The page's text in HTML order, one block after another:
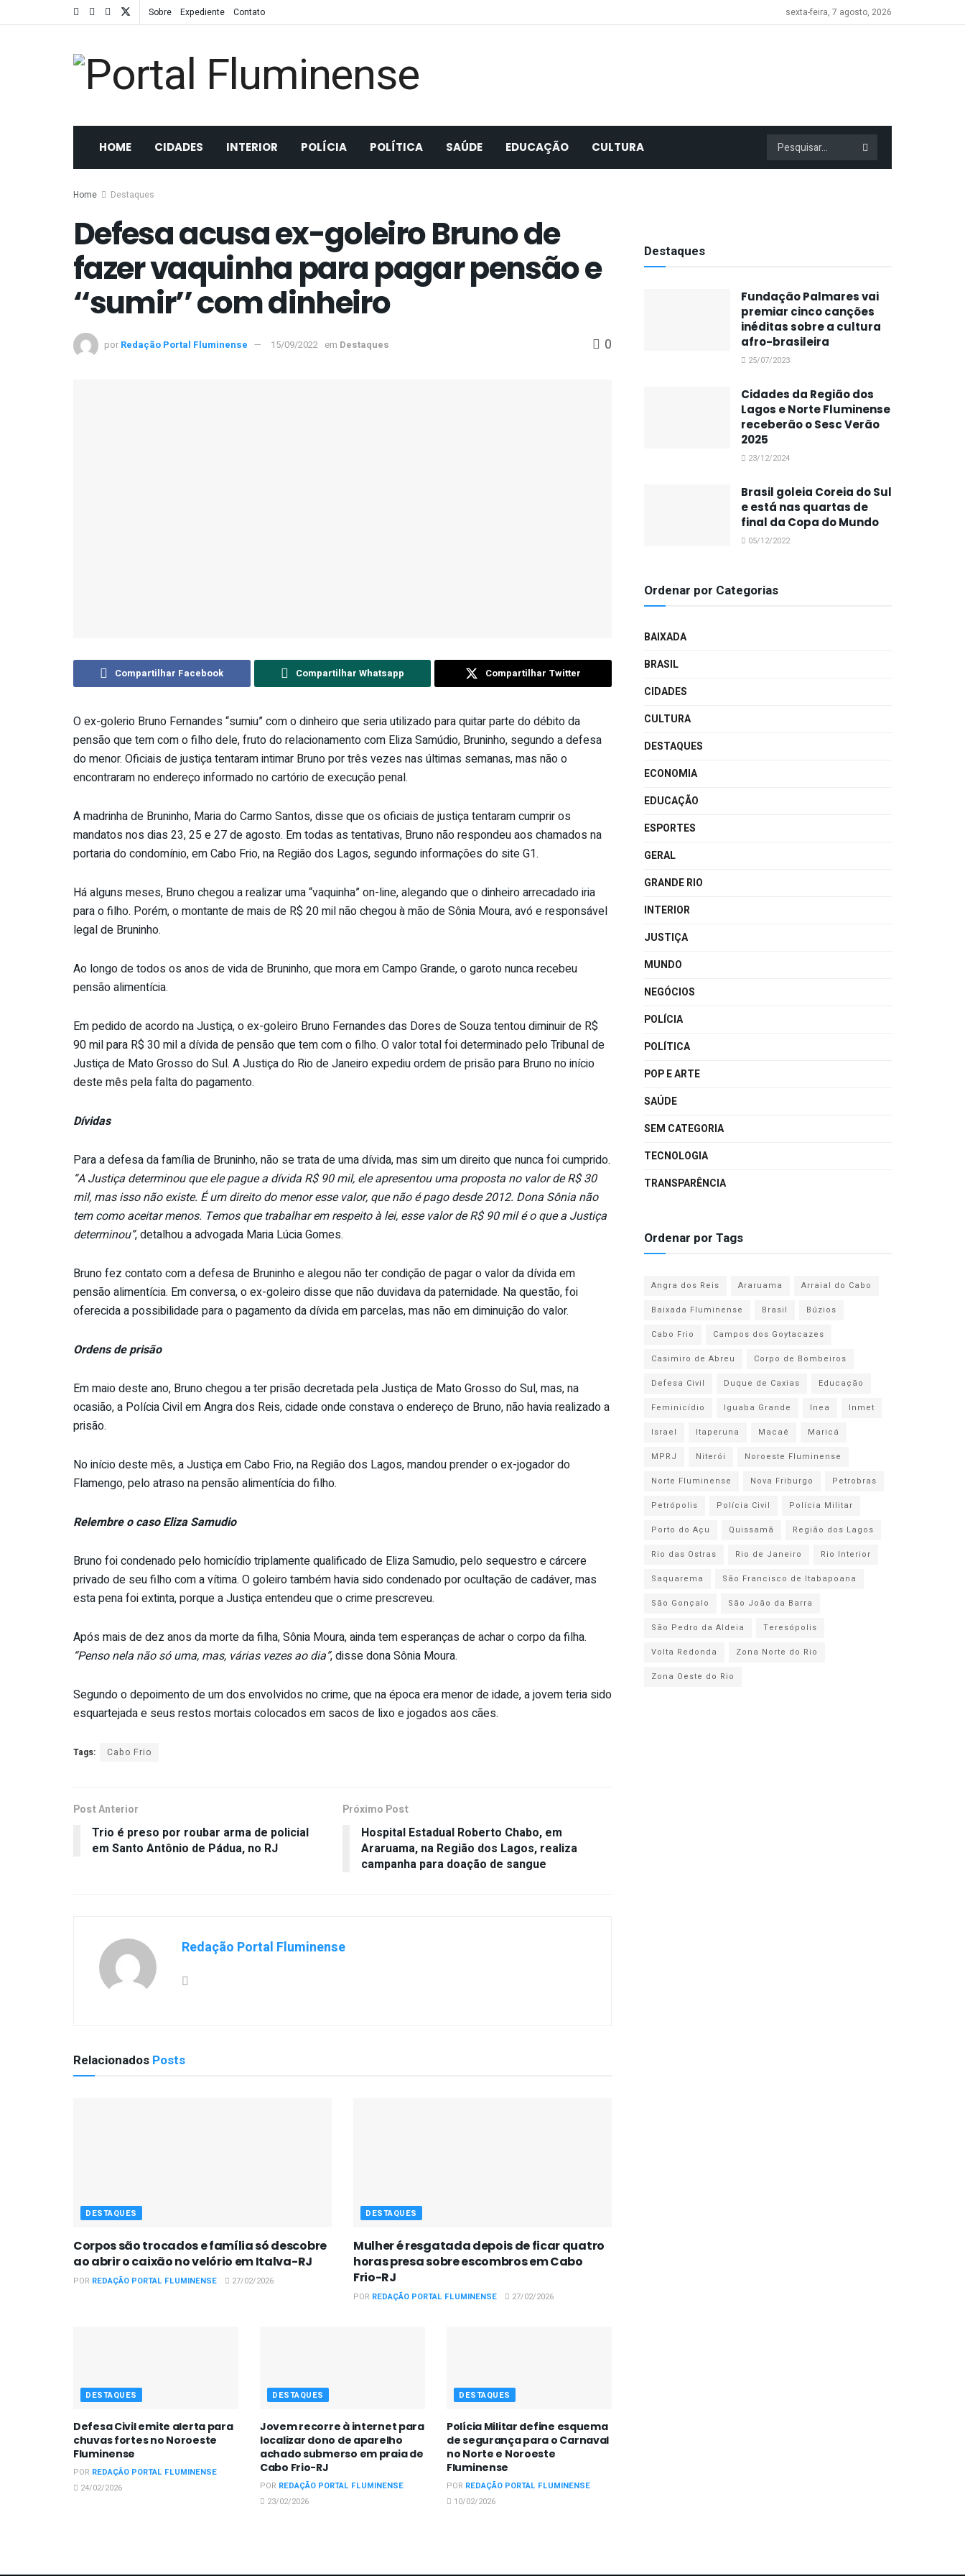
Sobre Expediente Contato sexta-feira, 7 agosto, 2026
HOME CIDADES INTERIOR POLÍCIA POLÍTICA SAÚDE EDUCAÇÃO CULTURA
Home Destaques
Defesa acusa ex-goleiro Bruno de
fazer vaquinha para pagar pensão e
‘‘sumir’’ com dinheiro
por Redação Portal Fluminense 15/09/2022 em Destaques 0
Compartilhar Facebook Compartilhar Whatsapp Compartilhar Twitter
O ex-golerio Bruno Fernandes “sumiu” com o dinheiro que seria utilizado para quitar parte do débito da
pensão que tem com o filho dele, fruto do relacionamento com Eliza Samúdio, Bruninho, segundo a defesa
do menor. Oficiais de justiça tentaram intimar Bruno por três vezes nas últimas semanas, mas não o
encontraram no endereço informado no cartório de execução penal.
A madrinha de Bruninho, Maria do Carmo Santos, disse que os oficiais de justiça tentaram cumprir os
mandatos nos dias 23, 25 e 27 de agosto. Em todas as tentativas, Bruno não respondeu aos chamados na
portaria do condomínio, em Cabo Frio, na Região dos Lagos, segundo informações do site G1.
Há alguns meses, Bruno chegou a realizar uma “vaquinha” on-line, alegando que o dinheiro arrecadado iria
para o filho. Porém, o montante de mais de R$ 20 mil não chegou à mão de Sônia Moura, avó e responsável
legal de Bruninho.
Ao longo de todos os anos de vida de Bruninho, que mora em Campo Grande, o garoto nunca recebeu
pensão alimentícia.
Em pedido de acordo na Justiça, o ex-goleiro Bruno Fernandes das Dores de Souza tentou diminuir de R$
90 mil para R$ 30 mil a dívida de pensão que tem com o filho. O valor total foi determinado pelo Tribunal de
Justiça de Mato Grosso do Sul. A Justiça do Rio de Janeiro expediu ordem de prisão para Bruno no início
deste mês pela falta do pagamento.
Dívidas
Para a defesa da família de Bruninho, não se trata de uma dívida, mas sim um direito que nunca foi cumprido.
“A Justiça determinou que ele pague a dívida R$ 90 mil, ele apresentou uma proposta no valor de R$ 30
mil, mas isso não existe. É um direito do menor esse valor, que não é pago desde 2012. Dona Sônia não
tem como aceitar menos. Temos que trabalhar em respeito à lei, esse valor de R$ 90 mil é o que a Justiça
determinou”, detalhou a advogada Maria Lúcia Gomes.
Bruno fez contato com a defesa de Bruninho e alegou não ter condição de pagar o valor da dívida em
pensão alimentícia. Em conversa, o ex-goleiro disse que não duvidava da paternidade. Na questão, foi
oferecida a possibilidade para o pagamento da dívida em parcelas, mas não em diminuição do valor.
Ordens de prisão
Em maio deste ano, Bruno chegou a ter prisão decretada pela Justiça de Mato Grosso do Sul, mas, na
ocasião, a Polícia Civil em Angra dos Reis, cidade onde constava o endereço de Bruno, não havia realizado a
prisão.
No início deste mês, a Justiça em Cabo Frio, na Região dos Lagos, mandou prender o ex-jogador do
Flamengo, pelo atraso na pensão alimentícia do filho.
Relembre o caso Eliza Samudio
Bruno foi condenado pelo homicídio triplamente qualificado de Eliza Samudio, pelo sequestro e cárcere
privado de seu filho com a vítima. O goleiro também havia sido condenado por ocultação de cadáver, mas
esta pena foi extinta, porque a Justiça entendeu que o crime prescreveu.
Após mais de dez anos da morte da filha, Sônia Moura, ainda tem esperanças de achar o corpo da filha.
“Penso nela não só uma, mas, várias vezes ao dia”, disse dona Sônia Moura.
Segundo o depoimento de um dos envolvidos no crime, que na época era menor de idade, a jovem teria sido
esquartejada e seus restos mortais colocados em sacos de lixo e jogados aos cães.
Tags: Cabo Frio
Post Anterior
Trio é preso por roubar arma de policial
em Santo Antônio de Pádua, no RJ
Próximo Post
Hospital Estadual Roberto Chabo, em
Araruama, na Região dos Lagos, realiza
campanha para doação de sangue
Redação Portal Fluminense
Relacionados Posts
DESTAQUES
Corpos são trocados e família só descobre
ao abrir o caixão no velório em Italva-RJ
POR REDAÇÃO PORTAL FLUMINENSE 27/02/2026
DESTAQUES
Mulher é resgatada depois de ficar quatro
horas presa sobre escombros em Cabo
Frio-RJ
POR REDAÇÃO PORTAL FLUMINENSE 27/02/2026
DESTAQUES
Defesa Civil emite alerta para
chuvas fortes no Noroeste
Fluminense
POR REDAÇÃO PORTAL FLUMINENSE
24/02/2026
DESTAQUES
Jovem recorre à internet para
localizar dono de aparelho
achado submerso em praia de
Cabo Frio-RJ
POR REDAÇÃO PORTAL FLUMINENSE
23/02/2026
DESTAQUES
Polícia Militar define esquema
de segurança para o Carnaval
no Norte e Noroeste
Fluminense
POR REDAÇÃO PORTAL FLUMINENSE
10/02/2026
Destaques
Fundação Palmares vai
premiar cinco canções
inéditas sobre a cultura
afro-brasileira
25/07/2023
Cidades da Região dos
Lagos e Norte Fluminense
receberão o Sesc Verão
2025
23/12/2024
Brasil goleia Coreia do Sul
e está nas quartas de
final da Copa do Mundo
05/12/2022
Ordenar por Categorias
BAIXADA
BRASIL
CIDADES
CULTURA
DESTAQUES
ECONOMIA
EDUCAÇÃO
ESPORTES
GERAL
GRANDE RIO
INTERIOR
JUSTIÇA
MUNDO
NEGÓCIOS
POLÍCIA
POLÍTICA
POP E ARTE
SAÚDE
SEM CATEGORIA
TECNOLOGIA
TRANSPARÊNCIA
Ordenar por Tags
Angra dos Reis Araruama
Arraial do Cabo
Baixada Fluminense
Brasil
Búzios
Cabo Frio
Campos dos Goytacazes
Casimiro de Abreu
Corpo de Bombeiros
Defesa Civil
Duque de Caxias
Educação
Feminicídio
Iguaba Grande Inea
Inmet
Israel
Itaperuna Macaé
Maricá
MPRJ
Niterói
Noroeste Fluminense
Norte Fluminense
Nova Friburgo
Petrobras
Petrópolis
Polícia Civil
Polícia Militar
Porto do Açu
Quissamã
Região dos Lagos
Rio das Ostras
Rio de Janeiro
Rio Interior
Saquarema
São Francisco de Itabapoana
São Gonçalo
São João da Barra
São Pedro da Aldeia
Teresópolis
Volta Redonda
Zona Norte do Rio
Zona Oeste do Rio